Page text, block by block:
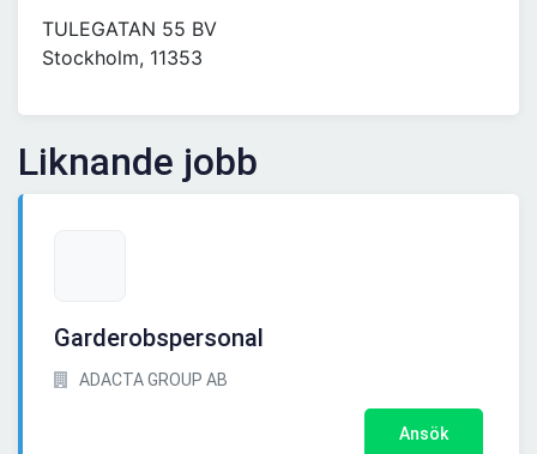
TULEGATAN 55 BV
Stockholm, 11353
Liknande jobb
Garderobspersonal
ADACTA GROUP AB
Ansök